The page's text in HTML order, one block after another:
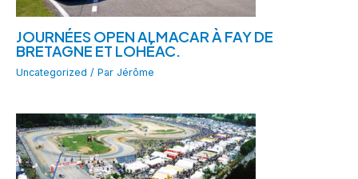
JOURNÉES OPEN ALMACAR À FAY DE
BRETAGNE ET LOHÉAC.
Uncategorized / Par Jérôme